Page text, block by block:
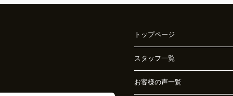
トップページ
スタッフ一覧
お客様の声一覧